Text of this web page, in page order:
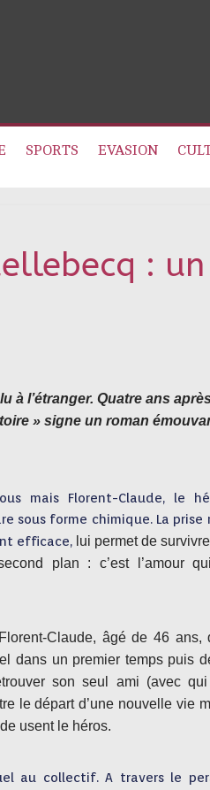
SPORTS EVASION
: un
à l’étranger. Quatre ans
» signe un roman
mais Florent-Claude, le
sous forme chimique. La prise
efficace, lui permet de
plan : c’est l’amour
Florent-Claude, âgé de 46 ans,
dans un premier temps puis
son seul ami (avec
le départ d’une nouvelle vie
usent le héros.
au collectif. A travers le